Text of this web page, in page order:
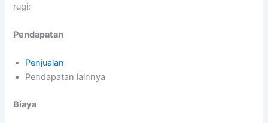
rugi:
Pendapatan
Penjualan
Pendapatan lainnya
Biaya